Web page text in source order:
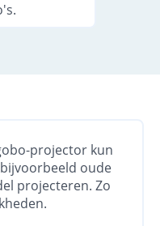
projector kun
oude
projecteren. Zo